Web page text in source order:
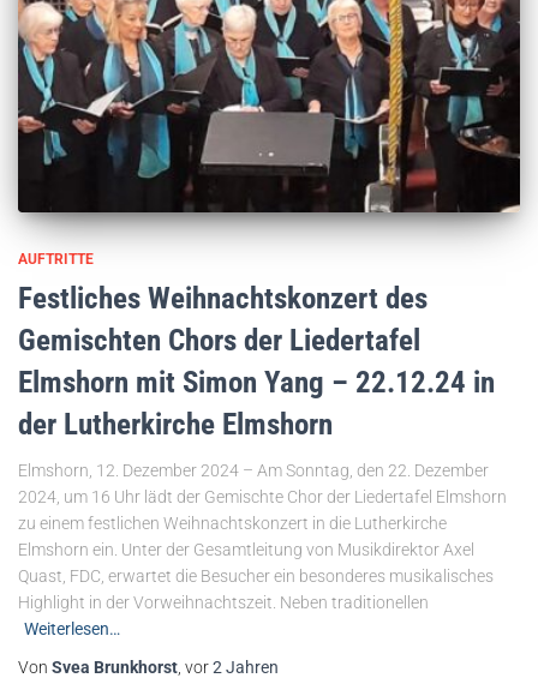
AUFTRITTE
Festliches Weihnachtskonzert des
Gemischten Chors der Liedertafel
Elmshorn mit Simon Yang – 22.12.24 in
der Lutherkirche Elmshorn
Elmshorn, 12. Dezember 2024 – Am Sonntag, den 22. Dezember
2024, um 16 Uhr lädt der Gemischte Chor der Liedertafel Elmshorn
zu einem festlichen Weihnachtskonzert in die Lutherkirche
Elmshorn ein. Unter der Gesamtleitung von Musikdirektor Axel
Quast, FDC, erwartet die Besucher ein besonderes musikalisches
Highlight in der Vorweihnachtszeit. Neben traditionellen
Weiterlesen…
Von Svea Brunkhorst , vor2 Jahren